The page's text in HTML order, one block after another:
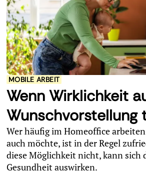
MOBILE ARBEIT
Wenn Wirklichkeit
Wunschvorstellung
Wer häufig im Homeoffice
auch möchte, ist in der Regel
diese Möglichkeit nicht, kann sich
Gesundheit auswirken.